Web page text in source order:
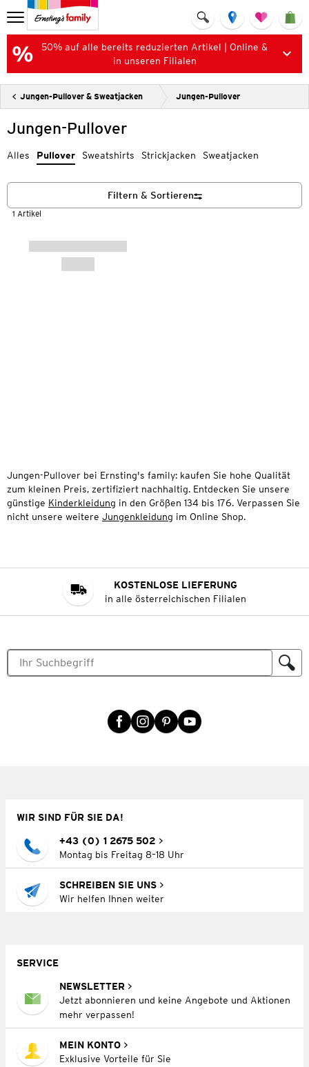
50% auf alle bereits reduzierten Artikel | Online &
in unseren Filialen
Jungen-Pullover & Sweatjacken Jungen-Pullover
Jungen-Pullover
Alles Pullover Sweatshirts Strickjacken Sweatjacken
1 Artikel
Filtern & Sortieren
Jungen-Pullover bei Ernsting's family: kaufen Sie hohe Qualität
zum kleinen Preis, zertifiziert nachhaltig. Entdecken Sie unsere
günstige Kinderkleidung in den Größen 134 bis 176. Verpassen Sie
nicht unsere weitere Jungenkleidung im Online Shop.
KOSTENLOSE LIEFERUNG
in alle österreichischen Filialen
WIR SIND FÜR SIE DA!
+43 (0) 1 2675 502
Montag bis Freitag 8–18 Uhr
SCHREIBEN SIE UNS
Wir helfen Ihnen weiter
SERVICE
NEWSLETTER
Jetzt abonnieren und keine Angebote und Aktionen
mehr verpassen!
MEIN KONTO
Exklusive Vorteile für Sie